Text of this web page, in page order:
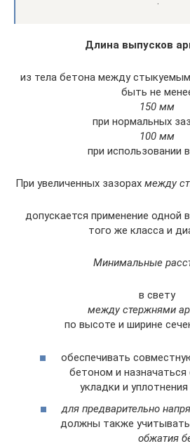
Длина выпусков
из тела бетона между
быть не
150 мм
при нормальных
100 мм
при использовании
При увеличенных зазорах между
допускается применение одной
того же класса и
Минимальные
в свету
между стержнями
по высоте и ширине
обеспечивать
бетоном и
укладки и
для предварительно
должны также
обжатия